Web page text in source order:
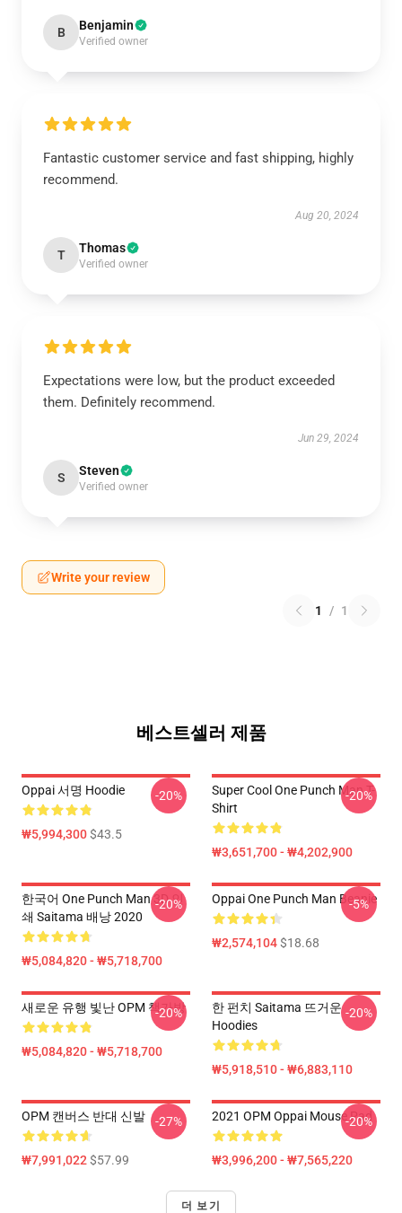
B Benjamin
Verified owner
Fantastic customer service and fast shipping, highly
recommend.
Aug 20, 2024
T Thomas
Verified owner
Expectations were low, but the product exceeded
them. Definitely recommend.
Jun 29, 2024
S Steven
Verified owner
Write your review
1 / 1
베스트셀러 제품
Oppai 서명 Hoodie
₩5,994,300$43.5
-20%
Super Cool One Punch Man T-
Shirt
₩3,651,700 - ₩4,202,900
-20%
한국어 One Punch Man 3D 인
쇄 Saitama 배낭 2020
₩5,084,820 - ₩5,718,700
-20% Oppai One Punch Man Beanie
₩2,574,104$18.68
-5%
새로운 유행 빛난 OPM 책가방
₩5,084,820 - ₩5,718,700
-20%
한 펀치 Saitama 뜨거운
Hoodies
₩5,918,510 - ₩6,883,110
-20%
OPM 캔버스 반대 신발
₩7,991,022$57.99
-27% 2021 OPM Oppai Mouse Pad
₩3,996,200 - ₩7,565,220
-20%
더 보기